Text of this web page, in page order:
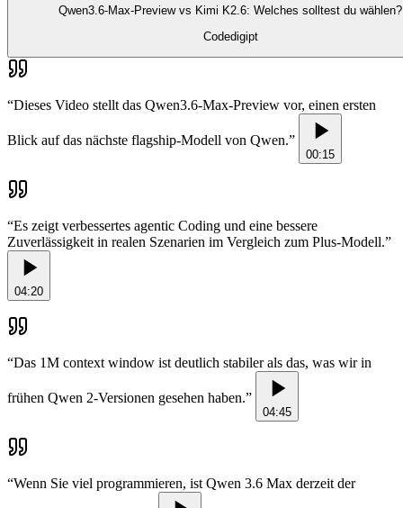
Qwen3.6-Max-Preview vs Kimi K2.6: Welches solltest du wählen?
Codedigipt
“Dieses Video stellt das Qwen3.6-Max-Preview vor, einen ersten
Blick auf das nächste flagship-Modell von Qwen.”
00:15
“Es zeigt verbessertes agentic Coding und eine bessere
Zuverlässigkeit in realen Szenarien im Vergleich zum Plus-Modell.”
04:20
“Das 1M context window ist deutlich stabiler als das, was wir in
frühen Qwen 2-Versionen gesehen haben.”
04:45
“Wenn Sie viel programmieren, ist Qwen 3.6 Max derzeit der